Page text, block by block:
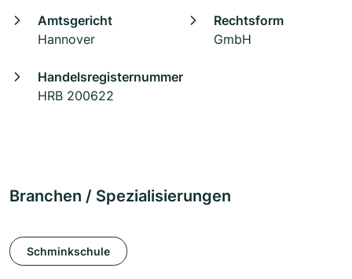
Amtsgericht
Hannover
Rechtsform
GmbH
Handelsregisternummer
HRB 200622
Branchen / Spezialisierungen
Schminkschule